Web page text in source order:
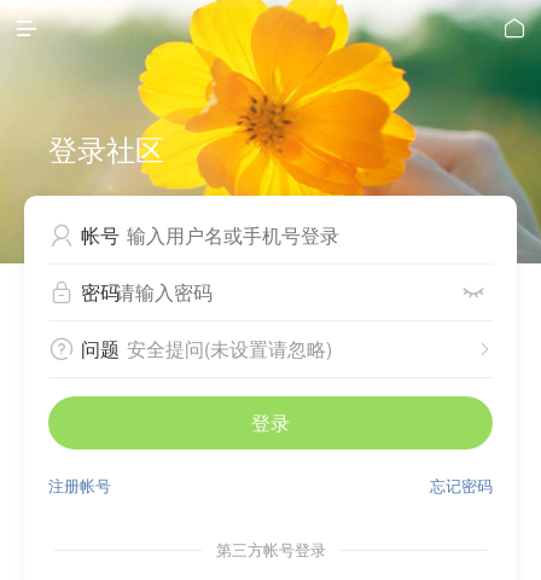
 
登录社区
 帐号
 密码 
 问题 
安全提问(未设置请忽略)
登录
忘记密码
注册帐号
第三方帐号登录